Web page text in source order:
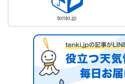
tenki.jp